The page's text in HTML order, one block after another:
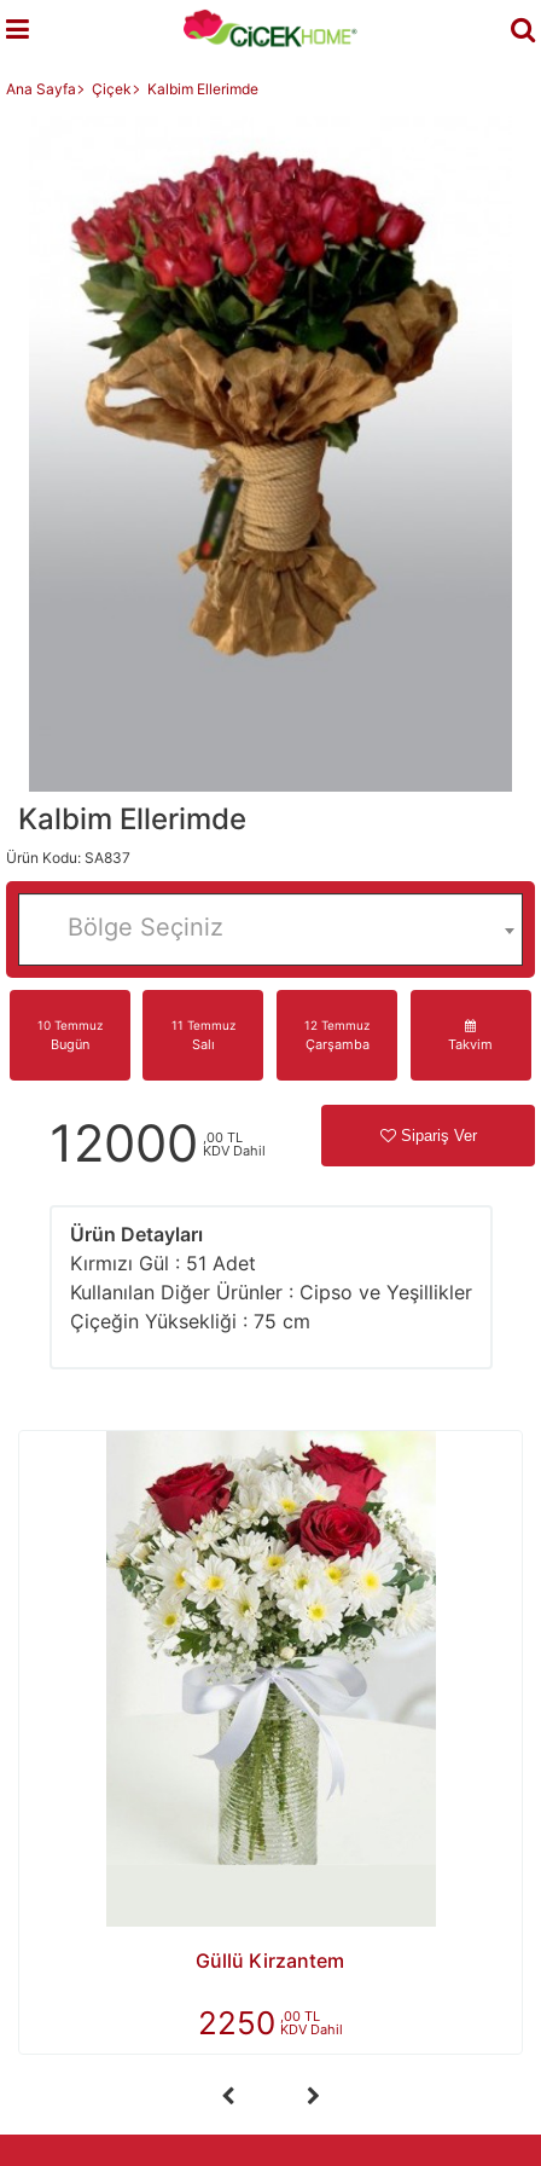
Ana Sayfa Çiçek Kalbim Ellerimde
Kalbim Ellerimde
Ürün Kodu: SA837
Bölge Seçiniz
10 Temmuz
Bugün
11 Temmuz
Salı
12 Temmuz
Çarşamba Takvim
12000 ,00 TL
KDV Dahil
Sipariş Ver
Ürün Detayları
Kırmızı Gül : 51 Adet
Kullanılan Diğer Ürünler : Cipso ve Yeşillikler
Çiçeğin Yüksekliği : 75 cm
Güllü Kirzantem
2250 ,00 TL
KDV Dahil